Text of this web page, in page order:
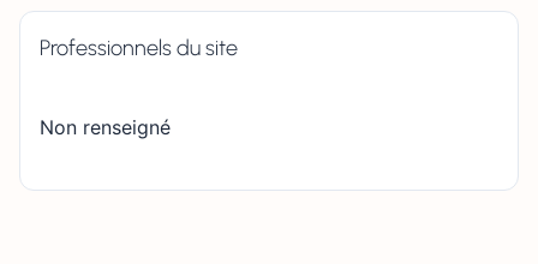
Professionnels du site
Non renseigné